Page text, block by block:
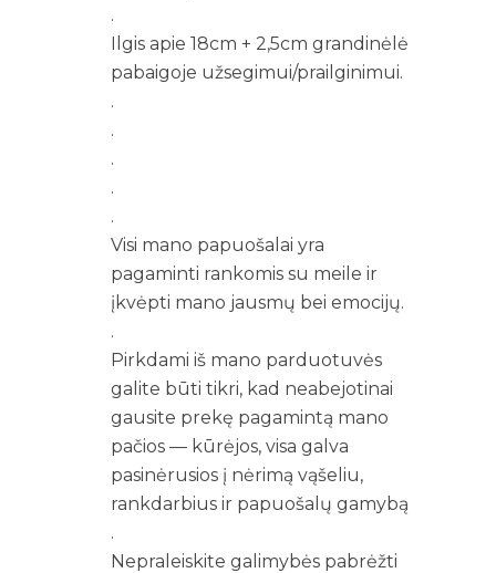
.
Ilgis apie 18cm + 2,5cm grandinėlė
pabaigoje užsegimui/prailginimui.
.
.
.
.
.
Visi mano papuošalai yra
pagaminti rankomis su meile ir
įkvėpti mano jausmų bei emocijų.
.
Pirkdami iš mano parduotuvės
galite būti tikri, kad neabejotinai
gausite prekę pagamintą mano
pačios — kūrėjos, visa galva
pasinėrusios į nėrimą vąšeliu,
rankdarbius ir papuošalų gamybą
.
Nepraleiskite galimybės pabrėžti